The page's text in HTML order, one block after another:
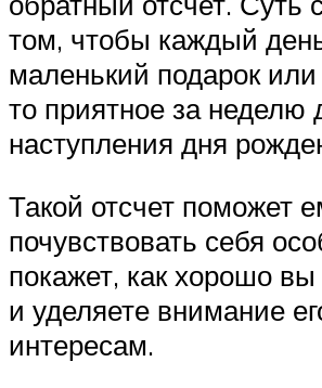
том, чтобы каждый
маленький подарок
то приятное за неделю
наступления дня
Такой отсчет поможет
почувствовать себя
покажет, как хорошо вы
и уделяете внимание
интересам.